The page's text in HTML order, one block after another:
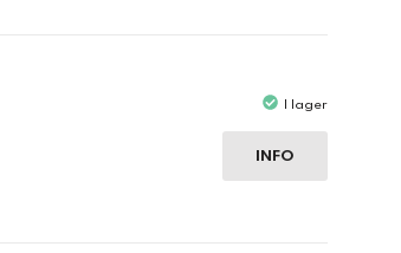
I lager
INFO